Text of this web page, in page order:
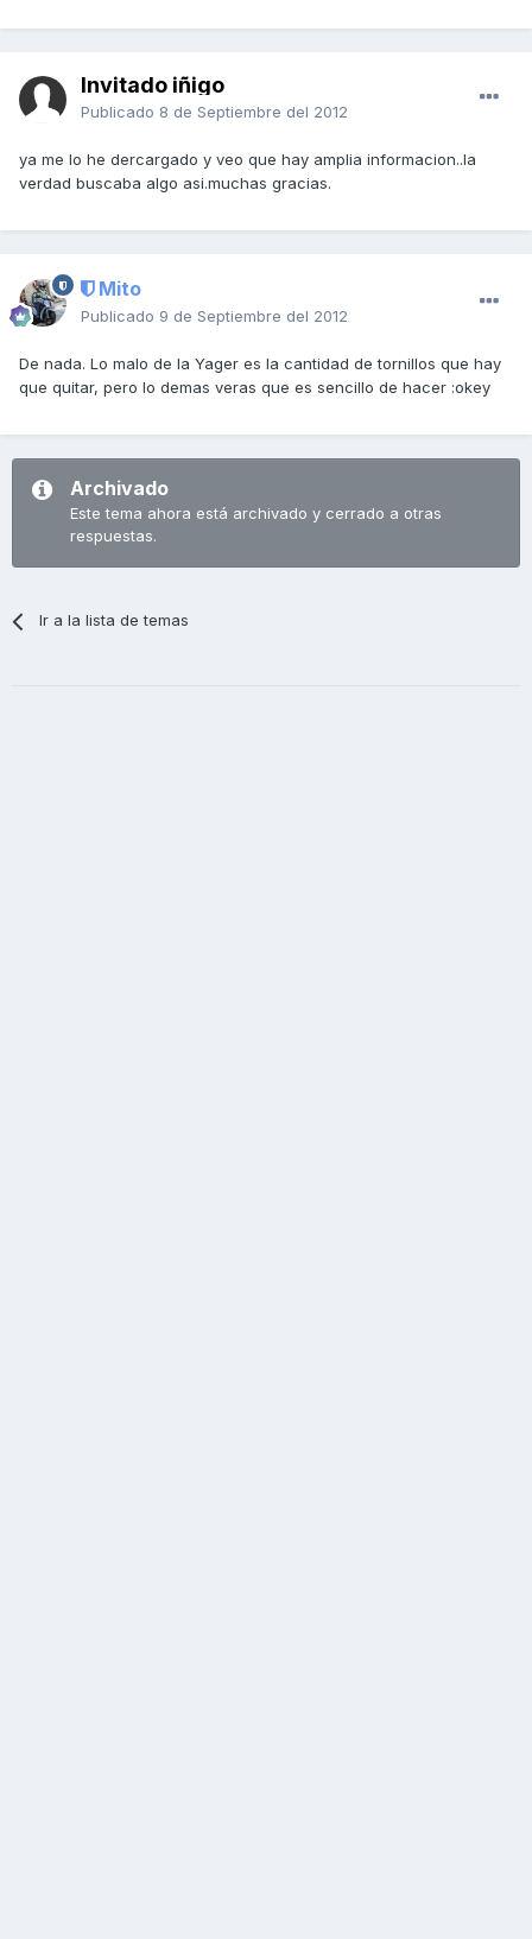
Invitado iñigo
Publicado 8 de Septiembre del 2012
ya me lo he dercargado y veo que hay amplia informacion..la
verdad buscaba algo asi.muchas gracias.
Mito
Publicado 9 de Septiembre del 2012
De nada. Lo malo de la Yager es la cantidad de tornillos que hay
que quitar, pero lo demas veras que es sencillo de hacer :okey
Archivado
Este tema ahora está archivado y cerrado a otras
respuestas.
Ir a la lista de temas